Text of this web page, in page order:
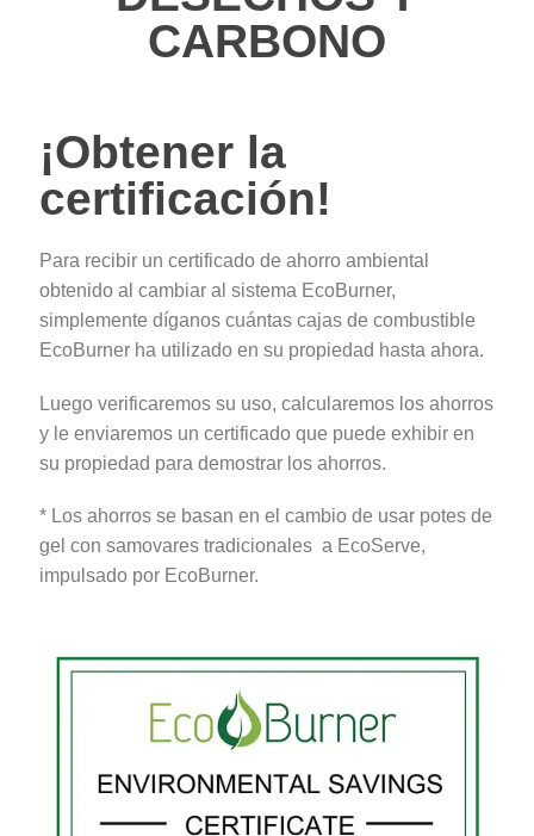
CARBONO
¡Obtener la
certificación!
Para recibir un certificado de ahorro ambiental
obtenido al cambiar al sistema EcoBurner,
simplemente díganos cuántas cajas de combustible
EcoBurner ha utilizado en su propiedad hasta ahora.
Luego verificaremos su uso, calcularemos los ahorros
y le enviaremos un certificado que puede exhibir en
su propiedad para demostrar los ahorros.
* Los ahorros se basan en el cambio de usar potes de
gel con samovares tradicionales a EcoServe,
impulsado por EcoBurner.